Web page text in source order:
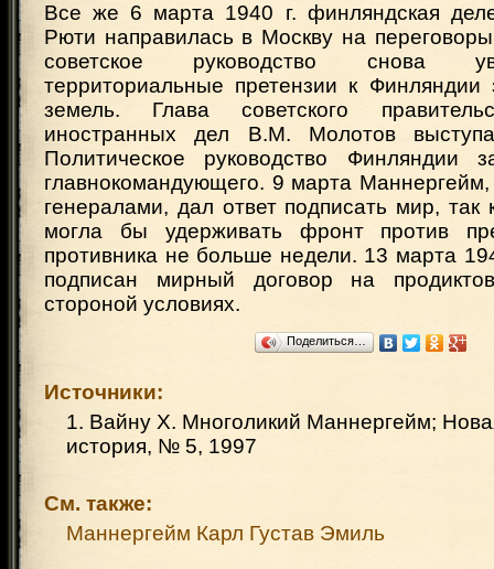
Все же 6 марта 1940 г. финляндская
Рюти направилась в Москву на
советское руководство снова
территориальные претензии к Финляндии
земель. Глава советского
иностранных дел В.М. Молотов
Политическое руководство Финляндии
главнокомандующего. 9 марта
генералами, дал ответ подписать мир, так
могла бы удерживать фронт против
противника не больше недели. 13 марта
подписан мирный договор на
стороной условиях.
Поделиться…
Источники:
1. Вайну Х. Многоликий Маннергейм;
история, № 5, 1997
См. также:
Маннергейм Карл Густав Эмиль